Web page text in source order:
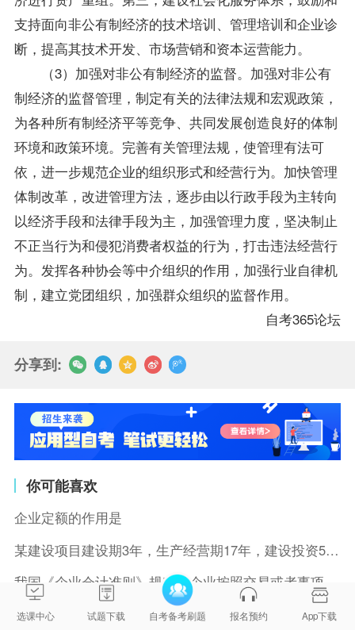
支持面向非公有制经济的技术培训、管理培训和企业诊
断，提高其技术开发、市场营销和资本运营能力。
（3）加强对非公有制经济的监督。加强对非公有
制经济的监督管理，制定有关的法律法规和宏观政策，
为各种所有制经济平等竞争、共同发展创造良好的体制
环境和政策环境。完善有关管理法规，使管理有法可
依，进一步规范企业的组织形式和经营行为。加快管理
体制改革，改进管理方法，逐步由以行政手段为主转向
以经济手段和法律手段为主，加强管理力度，坚决制止
不正当行为和侵犯消费者权益的行为，打击违法经营行
为。发挥各种协会等中介组织的作用，加强行业自律机
制，建立党团组织，加强群众组织的监督作用。
自考365论坛
分享到:
你可能喜欢
企业定额的作用是
某建设项目建设期3年，生产经营期17年，建设投资5500万元
对于非经营性技术方案，经济效果评价主要分析拟定方案的( )。
选课中心 试题下载 自考备考刷题 报名预约 App下载